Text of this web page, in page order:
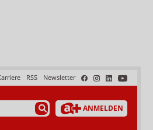
Newsletter
RSS
ANMELDEN